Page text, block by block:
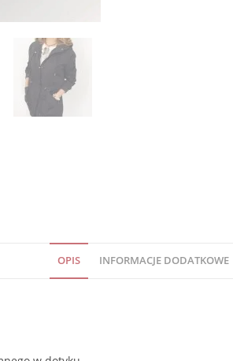
OPIS INFORMACJE DODATKOWE